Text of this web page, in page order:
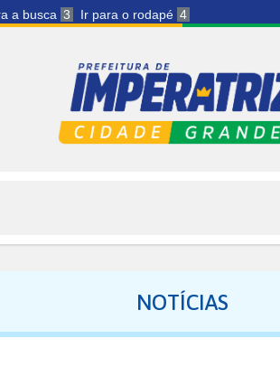
a busca 3 Ir para o rodapé 4
NOTÍCIAS